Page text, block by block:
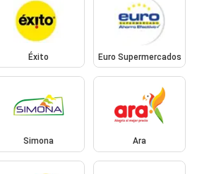
Éxito Euro Supermercados
Simona Ara